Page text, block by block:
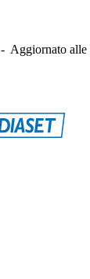
- Aggiornato alle